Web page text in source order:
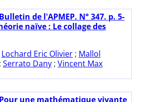
Bulletin de l'APMEP. N° 347. p. 5-
naïve : Le collage des
Lochard Eric Olivier ; Mallol
; Serrato Dany ; Vincent Max
Pour une mathématique vivante